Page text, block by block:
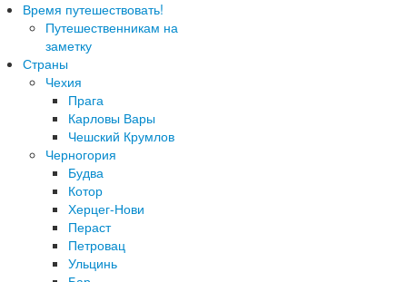
Время путешествовать!
Путешественникам на
заметку
Страны
Чехия
Прага
Карловы Вары
Чешский Крумлов
Черногория
Будва
Котор
Херцег-Нови
Пераст
Петровац
Ульцинь